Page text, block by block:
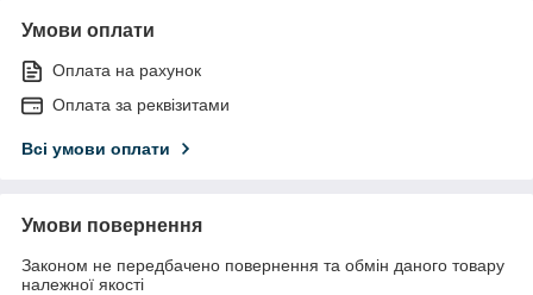
Умови оплати
Оплата на рахунок
Оплата за реквізитами
Всі умови оплати
Умови повернення
Законом не передбачено повернення та обмін даного товару
належної якості